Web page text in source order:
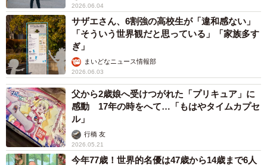
2026.06.04
サザエさん、6割強の高校生が「違和感ない」
「そういう世界観だと思っている」「家族多す
ぎ」
まいどなニュース情報部
2026.06.03
父から2歳娘へ受けつがれた「プリキュア」に
感動 17年の時をへて…「もはやタイムカプセ
ル」
行橋 友
2026.05.21
今年77歳！世界的名優は47歳から14歳まで6人